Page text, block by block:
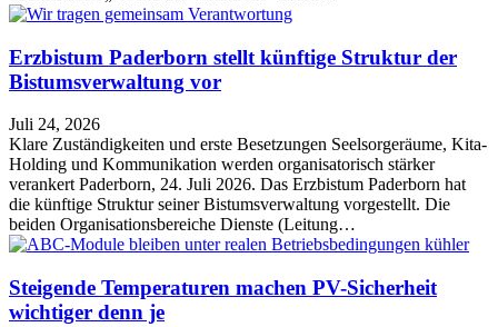
Erzbistum Paderborn stellt künftige Struktur der
Bistumsverwaltung vor
Juli 24, 2026
Klare Zuständigkeiten und erste Besetzungen Seelsorgeräume, Kita-
Holding und Kommunikation werden organisatorisch stärker
verankert Paderborn, 24. Juli 2026. Das Erzbistum Paderborn hat
die künftige Struktur seiner Bistumsverwaltung vorgestellt. Die
beiden Organisationsbereiche Dienste (Leitung…
Steigende Temperaturen machen PV-Sicherheit
wichtiger denn je